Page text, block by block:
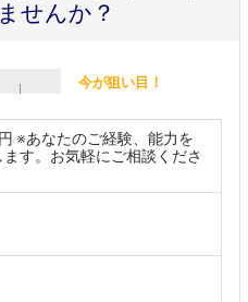
せんか？
今が狙い目！
※あなたのご経験、能力を
す。お気軽にご相談くださ